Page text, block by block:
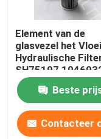
industriële HEPA-
De Patroon van
het element
Element van de
glasvezel het
Hydraulische
SH75197
SH75012
Beste
Contacteer